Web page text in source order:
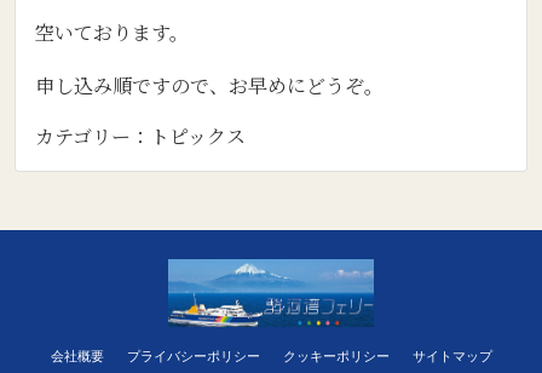
空いております。
申し込み順ですので、お早めにどうぞ。
カテゴリー： トピックス
会社概要 プライバシーポリシー クッキーポリシー サイトマップ